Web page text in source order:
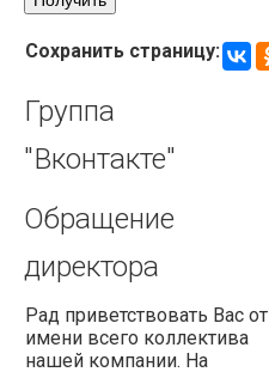
Сохранить страницу:
Группа
"Вконтакте"
Обращение
директора
Рад приветствовать Вас от
имени всего коллектива
нашей компании. На